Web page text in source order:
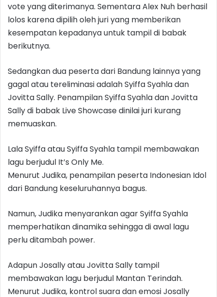
vote yang diterimanya. Sementara Alex Nuh berhasil
lolos karena dipilih oleh juri yang memberikan
kesempatan kepadanya untuk tampil di babak
berikutnya.
Sedangkan dua peserta dari Bandung lainnya yang
gagal atau tereliminasi adalah Syiffa Syahla dan
Jovitta Sally. Penampilan Syiffa Syahla dan Jovitta
Sally di babak Live Showcase dinilai juri kurang
memuaskan.
Lala Syiffa atau Syiffa Syahla tampil membawakan
lagu berjudul It’s Only Me.
Menurut Judika, penampilan peserta Indonesian Idol
dari Bandung keseluruhannya bagus.
Namun, Judika menyarankan agar Syiffa Syahla
memperhatikan dinamika sehingga di awal lagu
perlu ditambah power.
Adapun Josally atau Jovitta Sally tampil
membawakan lagu berjudul Mantan Terindah.
Menurut Judika, kontrol suara dan emosi Josally